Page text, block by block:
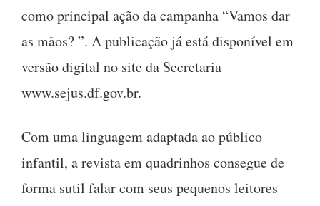
como principal ação da campanha “Vamos dar
as mãos? ”. A publicação já está disponível em
versão digital no site da Secretaria
www.sejus.df.gov.br.
Com uma linguagem adaptada ao público
infantil, a revista em quadrinhos consegue de
forma sutil falar com seus pequenos leitores